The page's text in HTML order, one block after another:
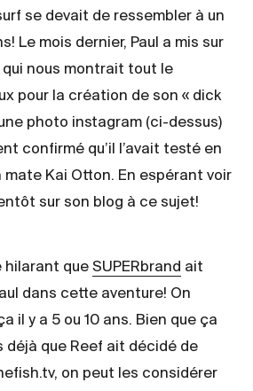
se devait de ressembler à un
Le mois dernier, Paul a mis sur
nous montrait tout le
pour la création de son « dick
photo instagram (ci-dessus)
confirmé qu’il l’avait testé en
Kai Otton. En espérant voir
sur son blog à ce sujet!
hilarant que SUPERbrand ait
dans cette aventure! On
il y a 5 ou 10 ans. Bien que ça
déjà que Reef ait décidé de
on peut les considérer